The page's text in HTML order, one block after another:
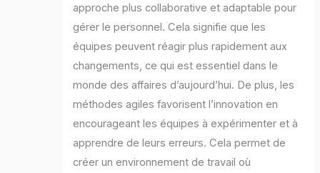
approche plus collaborative et adaptable pour
gérer le personnel. Cela signifie que les
équipes peuvent réagir plus rapidement aux
changements, ce qui est essentiel dans le
monde des affaires d’aujourd’hui. De plus, les
méthodes agiles favorisent l’innovation en
encourageant les équipes à expérimenter et à
apprendre de leurs erreurs. Cela permet de
créer un environnement de travail où